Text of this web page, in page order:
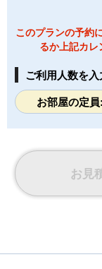
このプランの予約
るか上記カ
ご利用人数を入
お部屋の定
お見